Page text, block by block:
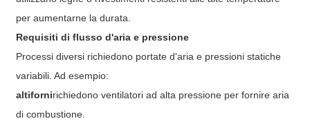
per aumentarne la durata.
Requisiti di flusso d'aria e pressione
Processi diversi richiedono portate d'aria e pressioni statiche
variabili. Ad esempio:
altifornirichiedono ventilatori ad alta pressione per fornire aria
di combustione.